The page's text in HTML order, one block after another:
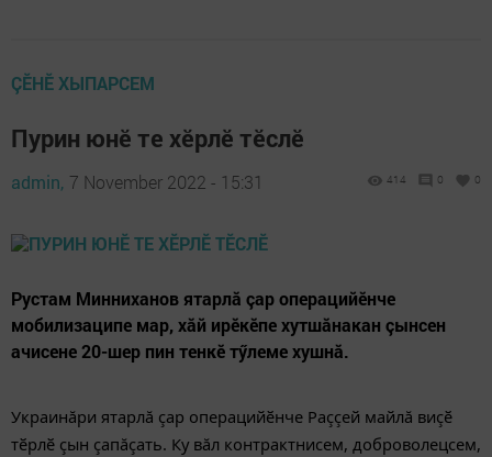
ÇӖНӖ ХЫПАРСЕМ
Пурин юнӗ те хӗрлӗ тӗслӗ
admin, 7 November 2022 - 15:31 414 0 0
Рустам Минниханов ятарлă çар операцийӗнче
мобилизаципе мар, хăй ирӗкӗпе хутшăнакан çынсен
ачисене 20-шер пин тенкӗ тӳлеме хушнă.
Украинăри ятарлă çар операцийӗнче Раççей майлă виçӗ
тӗрлӗ çын çапăçать. Ку вăл контрактнисем, доброволецсем,